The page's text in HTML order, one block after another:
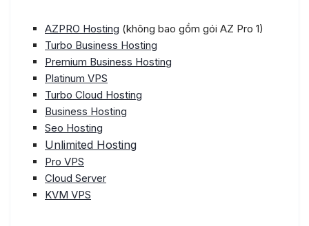
AZPRO Hosting (không bao gồm gói AZ Pro 1)
Turbo Business Hosting
Premium Business Hosting
Platinum VPS
Turbo Cloud Hosting
Business Hosting
Seo Hosting
Unlimited Hosting
Pro VPS
Cloud Server
KVM VPS